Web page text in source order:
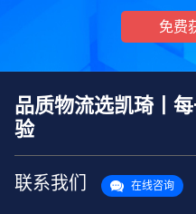
免费
品质物流选凯琦丨
验
联系我们 在线咨询